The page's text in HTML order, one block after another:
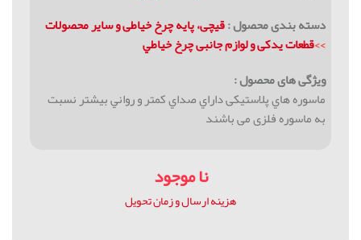
دسته بندی محصول :قیچی، پایه چرخ خیاطی و سایر محصولات
>>قطعات يدکی و لوازم جانبی چرخ خياطي
ویژگی های محصول :
ماسوره هاي پلاستيكی داراي صداي كمتر و رواني بيشتر نسبت
به ماسوره فلزی می باشند
نا موجود
هزینه ارسال و زمان تحویل